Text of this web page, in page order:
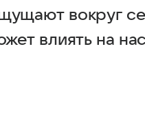
вокруг
влиять на